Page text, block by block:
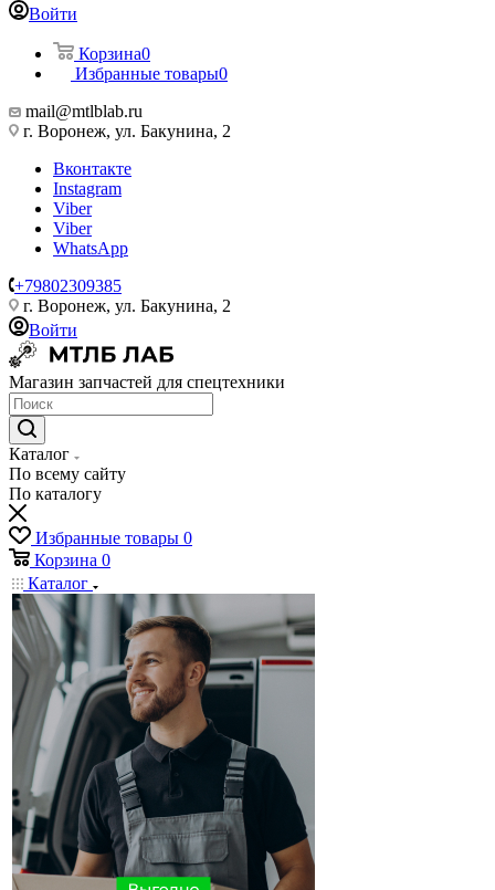
Войти
Корзина0
Избранные товары0
mail@mtlblab.ru
г. Воронеж, ул. Бакунина, 2
Вконтакте
Instagram
Viber
Viber
WhatsApp
+79802309385
г. Воронеж, ул. Бакунина, 2
Войти
Магазин запчастей для спецтехники
Каталог
По всему сайту
По каталогу
Избранные товары 0
Корзина 0
Каталог